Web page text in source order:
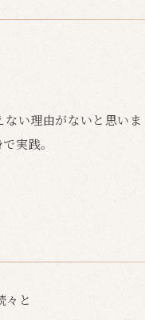
ない理由がないと思いま
実践。
々と